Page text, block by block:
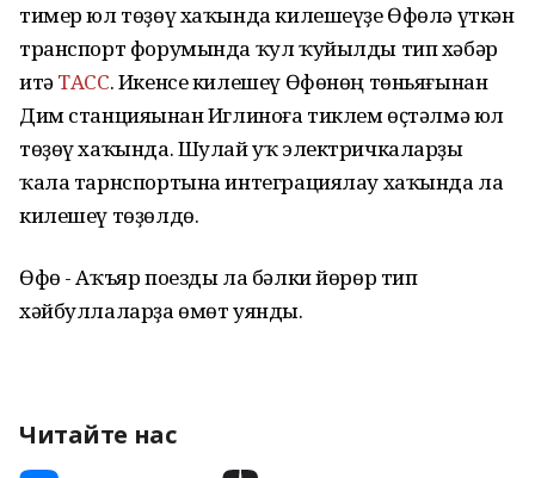
тимер юл төҙөү хаҡында килешеүҙе Өфөлә үткән
транспорт форумында ҡул ҡуйылды тип хәбәр
итәТАСС. Икенсе килешеү Өфөнөң төньяғынан
Дим станцияһынан Иглиноға тиклем өҫтәлмә юл
төҙөү хаҡында. Шулай уҡ электричкаларҙы
ҡала тарнспортына интеграциялау хаҡында ла
килешеү төҙөлдө.
Өфө - Аҡъяр поезды ла бәлки йөрөр тип
хәйбуллаларҙа өмөт уянды.
Читайте нас